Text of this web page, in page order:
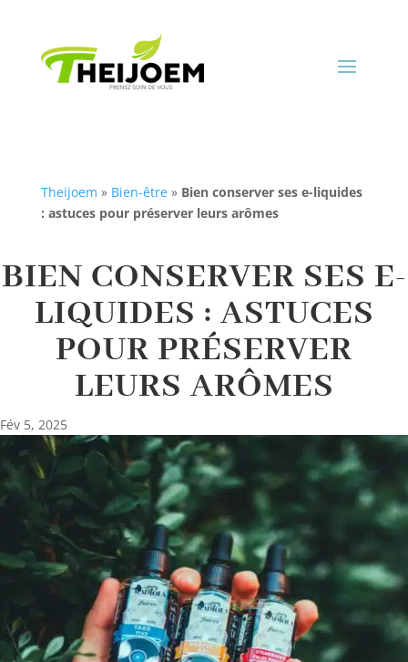
Theijoem » Bien-être» Bien conserver ses e-liquides
: astuces pour préserver leurs arômes
BIEN CONSERVER SES E-
LIQUIDES : ASTUCES
POUR PRÉSERVER
LEURS ARÔMES
Fév 5, 2025